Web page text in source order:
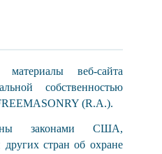
материалы веб-сайта
собственностью
(R.A.).
законами США,
других стран об охране